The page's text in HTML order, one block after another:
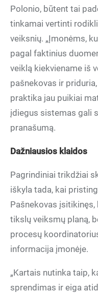
Polonio, būtent tai
tinkamai vertinti
veiksnių. „Įmonėms,
pagal faktinius
veiklą kiekviename iš
pašnekovas ir
praktika jau puikiai
įdiegus sistemas gali
pranašumą.
Dažniausios klaidos
Pagrindiniai trikdžiai
iškyla tada, kai
Pašnekovas
tikslų veiksmų planą,
procesų
informacija įmonėje.
„Kartais nutinka taip,
sprendimas ir eiga